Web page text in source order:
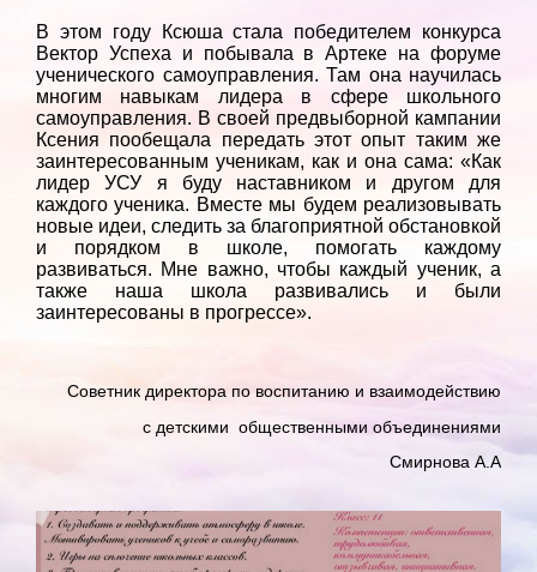
В этом году Ксюша стала победителем конкурса
Вектор Успеха и побывала в Артеке на форуме
ученического самоуправления. Там она научилась
многим навыкам лидера в сфере школьного
самоуправления. В своей предвыборной кампании
Ксения пообещала передать этот опыт таким же
заинтересованным ученикам, как и она сама: «Как
лидер УСУ я буду наставником и другом для
каждого ученика. Вместе мы будем реализовывать
новые идеи, следить за благоприятной обстановкой
и порядком в школе, помогать каждому
развиваться. Мне важно, чтобы каждый ученик, а
также наша школа развивались и были
заинтересованы в прогрессе».
Советник директора по воспитанию и взаимодействию
с детскими общественными объединениями
Смирнова А.А